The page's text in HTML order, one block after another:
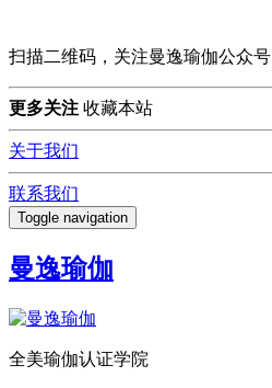
扫描二维码，关注曼逸瑜伽公众号
更多关注 收藏本站
关于我们
联系我们
Toggle navigation
曼逸瑜伽
全美瑜伽认证学院